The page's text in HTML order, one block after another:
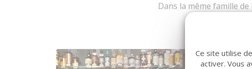
Dans la même famille
Ce site utilise
activer. Vous